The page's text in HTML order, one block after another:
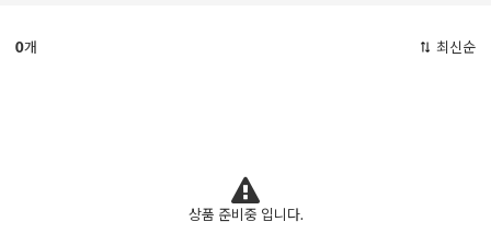
0개 최신순
상품 준비중 입니다.